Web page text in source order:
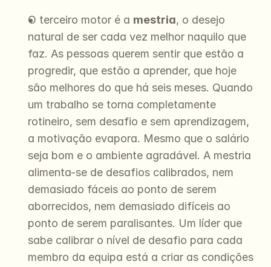
O terceiro motor é a mestria, o desejo
natural de ser cada vez melhor naquilo que
faz. As pessoas querem sentir que estão a
progredir, que estão a aprender, que hoje
são melhores do que há seis meses. Quando
um trabalho se torna completamente
rotineiro, sem desafio e sem aprendizagem,
a motivação evapora. Mesmo que o salário
seja bom e o ambiente agradável. A mestria
alimenta-se de desafios calibrados, nem
demasiado fáceis ao ponto de serem
aborrecidos, nem demasiado difíceis ao
ponto de serem paralisantes. Um líder que
sabe calibrar o nível de desafio para cada
membro da equipa está a criar as condições